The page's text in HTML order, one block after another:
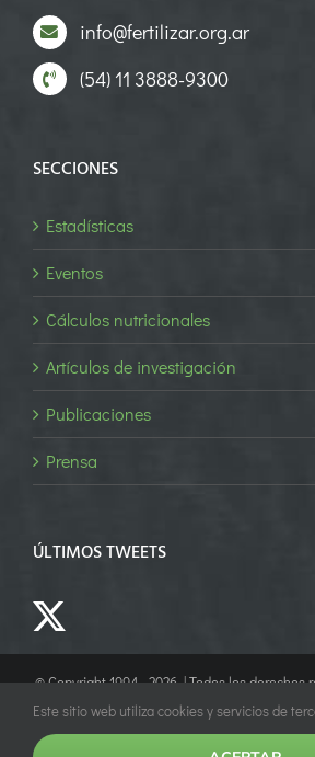
info@fertilizar.org.ar
(54) 11 3888-9300
SECCIONES
Estadísticas
Eventos
Cálculos nutricionales
Artículos de investigación
Publicaciones
Prensa
ÚLTIMOS TWEETS
© Copyright 1994 -2026 | Todos los derechos
Empower Marketing
Este sitio web utiliza cookies y servicios de